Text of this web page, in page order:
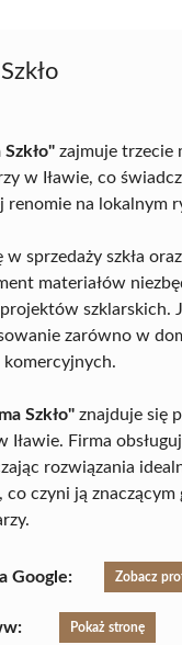
zajmuje trzecie
w Iławie, co
renomie na lokalnym
w sprzedaży szkła
materiałów
szklarskich.
zarówno w
komercyjnych.
Szkło" znajduje się
Iławie. Firma
rozwiązania
czyni ją znaczącym
Google: Zobacz
Pokaż stronę